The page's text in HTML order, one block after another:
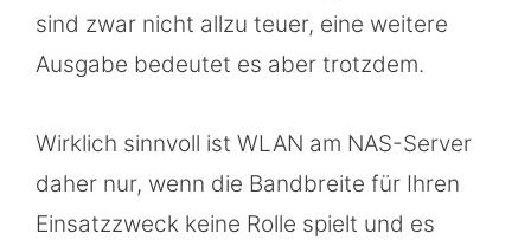
sind zwar nicht allzu teuer, eine weitere
Ausgabe bedeutet es aber trotzdem.
Wirklich sinnvoll ist WLAN am NAS-Server
daher nur, wenn die Bandbreite für Ihren
Einsatzzweck keine Rolle spielt und es